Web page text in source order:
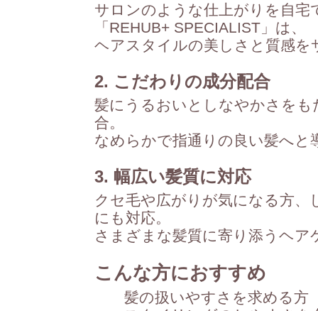
サロンのような仕上がりを自
「REHUB+ SPECIALIST」は、
ヘアスタイルの美しさと質感を
2. こだわりの成分配合
髪にうるおいとしなやかさを
合。
なめらかで指通りの良い髪へと
3. 幅広い髪質に対応
クセ毛や広がりが気になる方
にも対応。
さまざまな髪質に寄り添うヘア
こんな方におすすめ
髪の扱いやすさを求める方